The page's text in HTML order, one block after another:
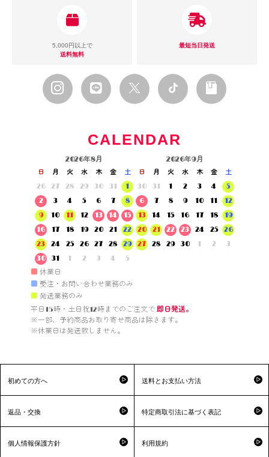
5,000円以上で
送料無料
最短当日発送
CALENDAR
2026年8月
日 月 火 水 木 金
土
26
27 28 29 30 31
1
2
3 4 5 6 7
8
9
10 11 12 13 14
15
16
17 18 19 20 21
22
23
24 25 26 27 28
29
30
31 1 2 3 4 5
2026年9月
日 月 火 水 木 金
土
30
31 1 2 3 4
5
6
7 8 9 10 11
12
13
14 15 16 17 18
19
20
21 22 23 24 25
26
27
28 29 30 1 2 3
■ 休業日
■ 受注・お問い合わせ業務のみ
■ 発送業務のみ
平日15時・土日祝12時までのご注文で 即日発送。
※一部、予約商品お取り寄せ商品は除きます。
※休業日は発送致しません。
初めての方へ 送料とお支払い方法
返品・交換 特定商取引法に基づく表記
個人情報保護方針 利用規約